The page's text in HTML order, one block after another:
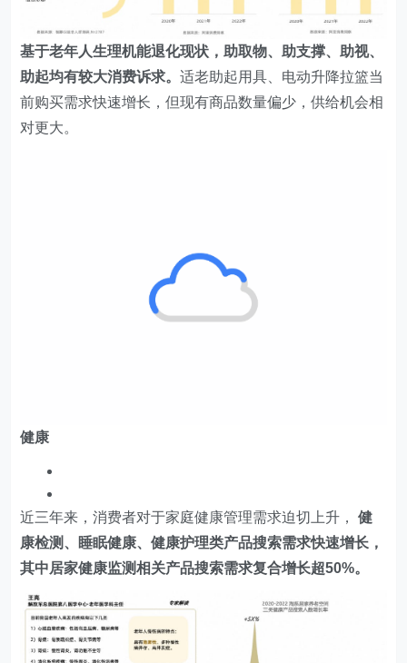
基于老年人生理机能退化现状，助取物、助支撑、助视、
助起均有较大消费诉求。适老助起用具、电动升降拉篮当
前购买需求快速增长，但现有商品数量偏少，供给机会相
对更大。
其中居家健康监测相关产品搜索需求复合增长超50%。